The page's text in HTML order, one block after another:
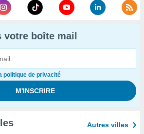
votre boîte mail
politique de privacité
Autres villes